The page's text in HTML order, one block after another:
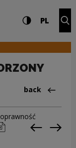
and search
High contrast
PL
Back
back
pobierz Previous